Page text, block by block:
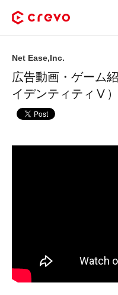
採用コンテンツ制作
サービス
制作実績
会社概要
広告動画・ゲーム
イデンティティⅤ）
Net Ease,Inc.